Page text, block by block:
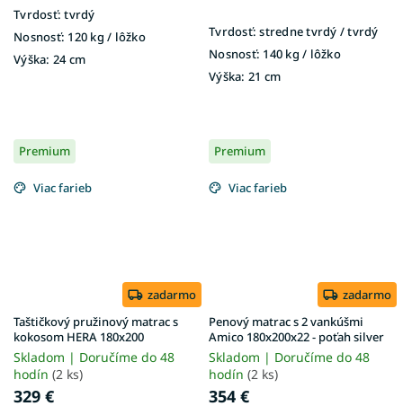
Tvrdosť: tvrdý
Nosnosť: 120 kg / lôžko
Výška: 24 cm
Tvrdosť: stredne tvrdý / tvrdý
Nosnosť: 140 kg / lôžko
Výška: 21 cm
Premium
Viac farieb
zadarmo
Taštičkový pružinový matrac s
kokosom HERA 180x200
Skladom | Doručíme do 48
hodín (2 ks)
329 €
Premium
Viac farieb
zadarmo
Penový matrac s 2 vankúšmi
Amico 180x200x22 - poťah silver
Skladom | Doručíme do 48
hodín (2 ks)
354 €